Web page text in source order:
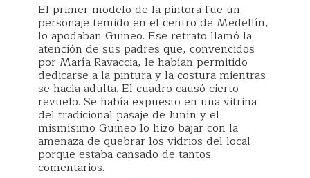
El primer modelo de la pintora fue un
personaje temido en el centro de Medellín,
lo apodaban Guineo. Ese retrato llamó la
atención de sus padres que, convencidos
por María Ravaccia, le habían permitido
dedicarse a la pintura y la costura mientras
se hacía adulta. El cuadro causó cierto
revuelo. Se había expuesto en una vitrina
del tradicional pasaje de Junín y el
mismísimo Guineo lo hizo bajar con la
amenaza de quebrar los vidrios del local
porque estaba cansado de tantos
comentarios.